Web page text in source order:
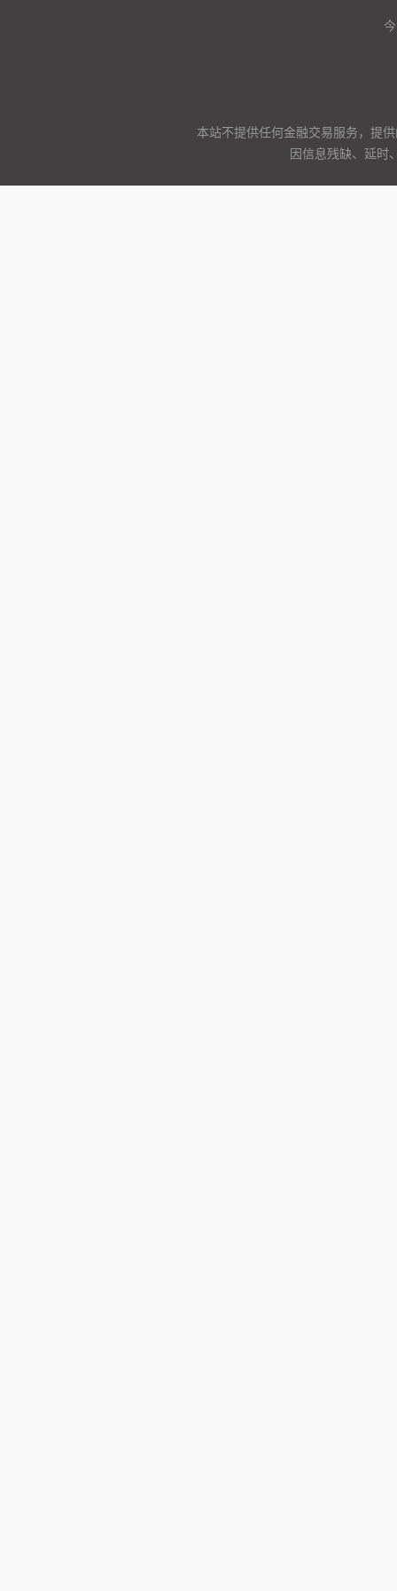
本站不提供任何金融交易服务，提
因信息残缺、延时